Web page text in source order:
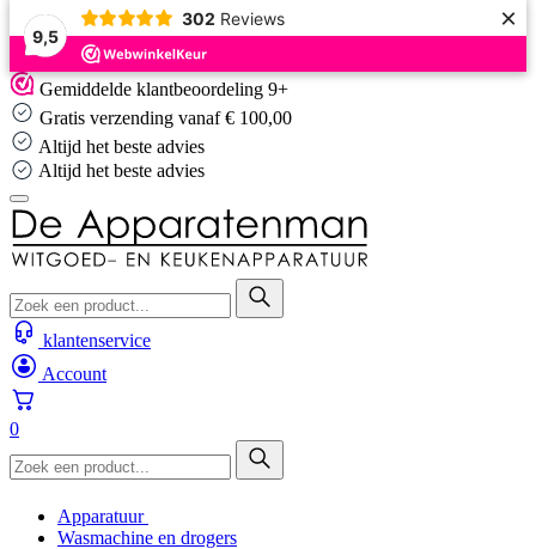
9,5
302 Reviews ×
Skip
to
content
Gemiddelde klantbeoordeling 9+
Gratis verzending vanaf € 100,00
Altijd het beste advies
Altijd het beste advies
klantenservice
Account
0
Apparatuur
Wasmachine en drogers